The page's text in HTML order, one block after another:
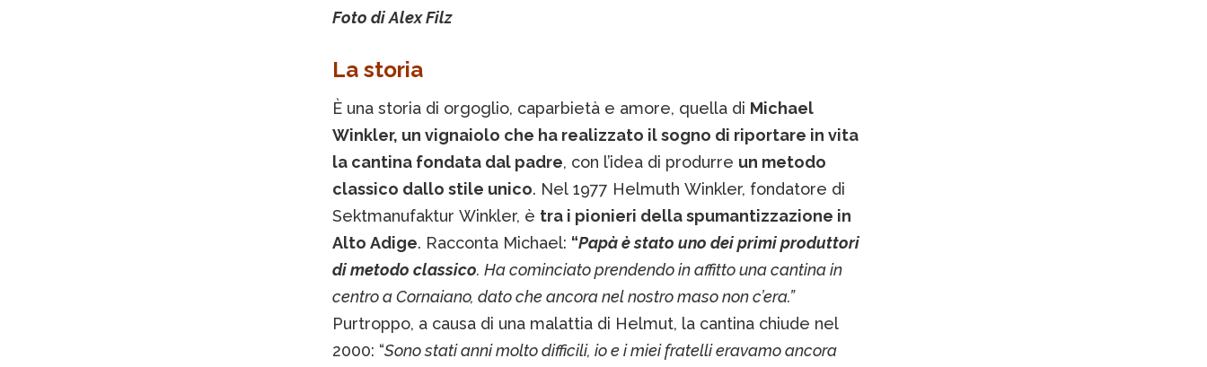
Foto di Alex Filz
La storia
È una storia di orgoglio, caparbietà e amore, quella di Michael
Winkler, un vignaiolo che ha realizzato il sogno di riportare in vita
la cantina fondata dal padre, con l’idea di produrre un metodo
classico dallo stile unico. Nel 1977 Helmuth Winkler, fondatore di
Sektmanufaktur Winkler, è tra i pionieri della spumantizzazione in
Alto Adige. Racconta Michael: “Papà è stato uno dei primi produttori
di metodo classico. Ha cominciato prendendo in affitto una cantina in
centro a Cornaiano, dato che ancora nel nostro maso non c’era.”
Purtroppo, a causa di una malattia di Helmut, la cantina chiude nel
2000: “Sono stati anni molto difficili, io e i miei fratelli eravamo ancora